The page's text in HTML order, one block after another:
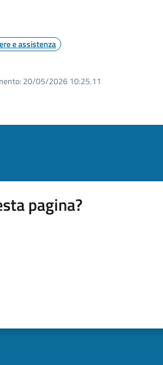
e assistenza
20/05/2026 10:25.11
pagina?